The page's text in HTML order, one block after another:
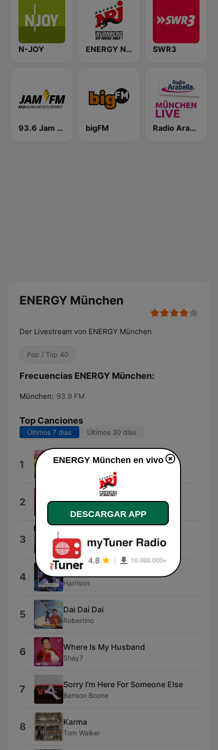
N-JOY ENERGY Nürnberg SWR3
93.6 Jam FM bigFM Radio Arabella
ENERGY München
Der Livestream von ENERGY München
Pop / Top 40
Frecuencias ENERGY München:
München: 93.9 FM
Top Canciones
Últimos 7 días Últimos 30 días
1 Turn The Lights Off (feat. Jon)
2 Dangerously Easy
3 PRINCE MAJ
4 All the Things She Said
Harrison
5 Dai Dai Dai
Robertino
6 Where Is My Husband
Shay7
7 Sorry I'm Here For Someone Else
Benson Boone
8 Karma
Tom Walker
ENERGY München en vivo
DESCARGAR APP